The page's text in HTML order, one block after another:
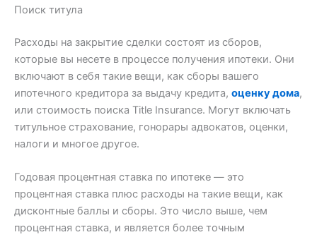
Поиск титула
Расходы на закрытие сделки состоят из сборов,
которые вы несете в процессе получения ипотеки. Они
включают в себя такие вещи, как сборы вашего
ипотечного кредитора за выдачу кредита, оценку дома,
или стоимость поиска Title Insurance. Могут включать
титульное страхование, гонорары адвокатов, оценки,
налоги и многое другое.
Годовая процентная ставка по ипотеке — это
процентная ставка плюс расходы на такие вещи, как
дисконтные баллы и сборы. Это число выше, чем
процентная ставка, и является более точным